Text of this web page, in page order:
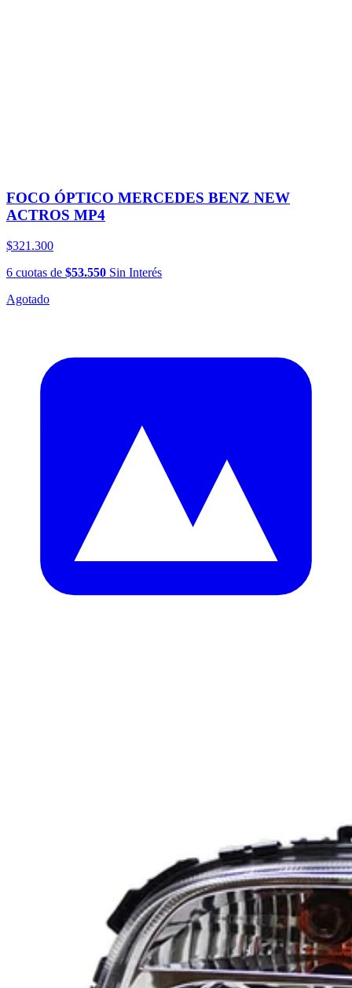
FOCO ÓPTICO MERCEDES BENZ NEW
ACTROS MP4
$321.300
6 cuotas de $53.550 Sin Interés
Agotado